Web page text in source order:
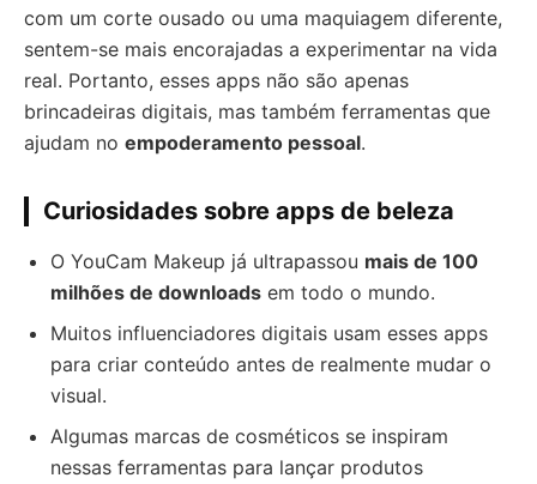
com um corte ousado ou uma maquiagem diferente,
sentem-se mais encorajadas a experimentar na vida
real. Portanto, esses apps não são apenas
brincadeiras digitais, mas também ferramentas que
ajudam no empoderamento pessoal.
Curiosidades sobre apps de beleza
O YouCam Makeup já ultrapassou mais de 100
milhões de downloads em todo o mundo.
Muitos influenciadores digitais usam esses apps
para criar conteúdo antes de realmente mudar o
visual.
Algumas marcas de cosméticos se inspiram
nessas ferramentas para lançar produtos